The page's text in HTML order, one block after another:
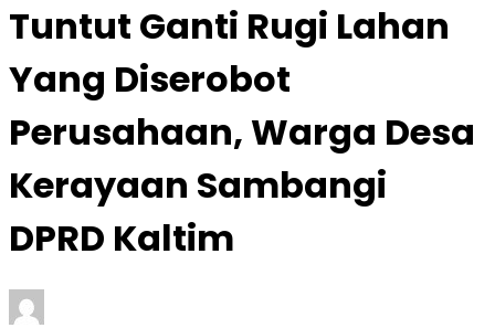
Tuntut Ganti Rugi Lahan
Yang Diserobot
Perusahaan, Warga Desa
Kerayaan Sambangi
DPRD Kaltim